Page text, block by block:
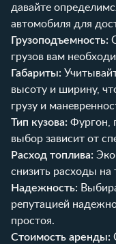
давайте
автомобиля для
Грузоподъемность:
грузов вам
Габариты:
высоту и ширину,
грузу и
Тип кузова: Фургон,
выбор зависит от
Расход топлива:
снизить расходы на
Надежность:
репутацией
простоя.
Стоимость аренды: